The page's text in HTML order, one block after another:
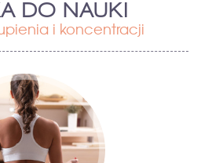
DO NAUKI
i koncentracji